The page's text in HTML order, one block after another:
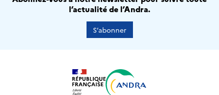
l’actualité de l’Andra.
S’abonner